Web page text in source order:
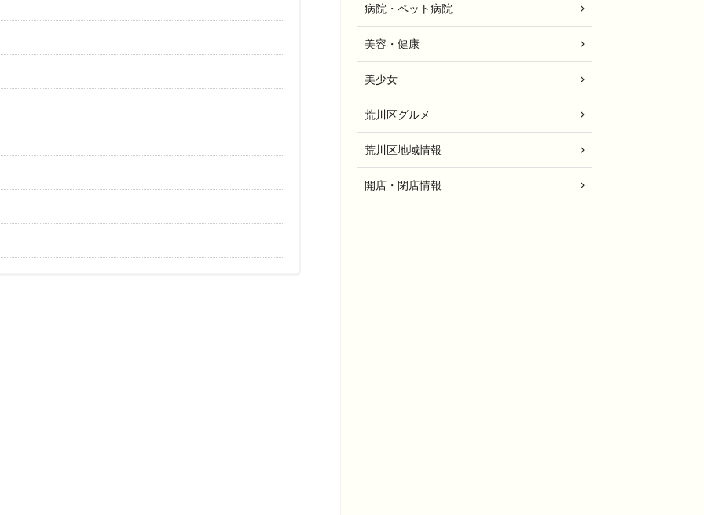
病院・ペット病院
美容・健康
美少女
荒川区グルメ
荒川区地域情報
開店・閉店情報